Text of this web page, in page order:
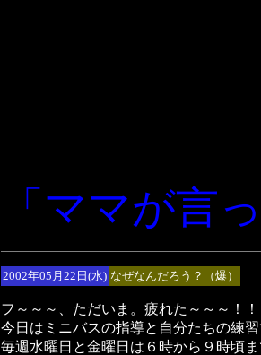
「ママが言
2002年05月22日(水) なぜなんだろう？（爆）
フ～～～、ただいま。疲れた～～～！！
今日はミニバスの指導と自分たちの練
毎週水曜日と金曜日は６時から９時頃